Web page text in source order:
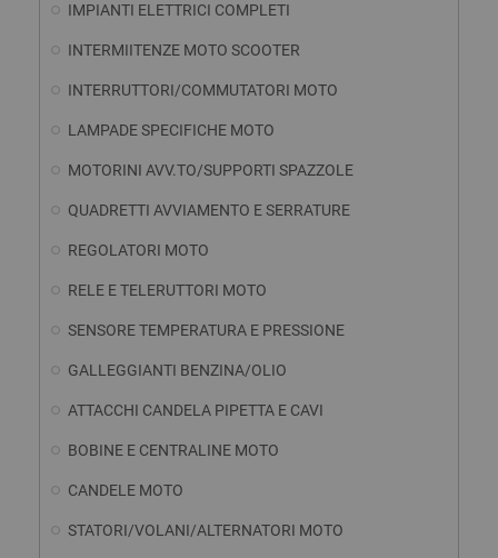
IMPIANTI ELETTRICI COMPLETI
INTERMIITENZE MOTO SCOOTER
INTERRUTTORI/COMMUTATORI MOTO
LAMPADE SPECIFICHE MOTO
MOTORINI AVV.TO/SUPPORTI SPAZZOLE
QUADRETTI AVVIAMENTO E SERRATURE
REGOLATORI MOTO
RELE E TELERUTTORI MOTO
SENSORE TEMPERATURA E PRESSIONE
GALLEGGIANTI BENZINA/OLIO
ATTACCHI CANDELA PIPETTA E CAVI
BOBINE E CENTRALINE MOTO
CANDELE MOTO
STATORI/VOLANI/ALTERNATORI MOTO